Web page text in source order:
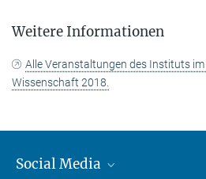
Weitere Informationen
Alle Veranstaltungen des Instituts
Wissenschaft 2018.
Social Media